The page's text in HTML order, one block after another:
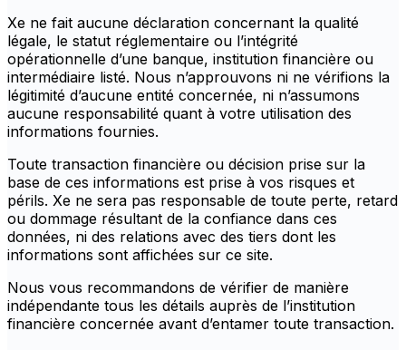
Xe ne fait aucune déclaration concernant la qualité
légale, le statut réglementaire ou l’intégrité
opérationnelle d’une banque, institution financière ou
intermédiaire listé. Nous n’approuvons ni ne vérifions la
légitimité d’aucune entité concernée, ni n’assumons
aucune responsabilité quant à votre utilisation des
informations fournies.
Toute transaction financière ou décision prise sur la
base de ces informations est prise à vos risques et
périls. Xe ne sera pas responsable de toute perte, retard
ou dommage résultant de la confiance dans ces
données, ni des relations avec des tiers dont les
informations sont affichées sur ce site.
Nous vous recommandons de vérifier de manière
indépendante tous les détails auprès de l’institution
financière concernée avant d’entamer toute transaction.